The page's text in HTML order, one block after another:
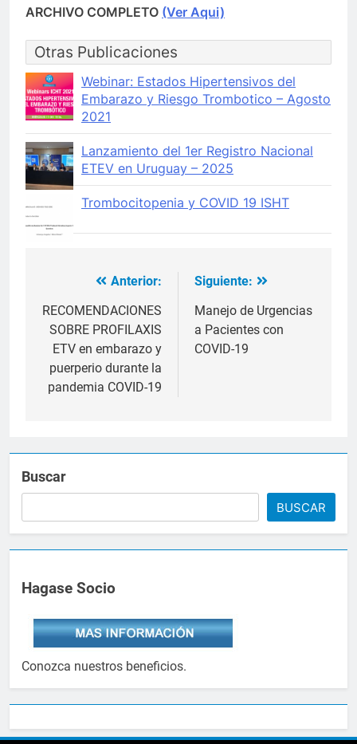
ARCHIVO COMPLETO (Ver Aqui)
Otras Publicaciones
Webinar: Estados Hipertensivos del
Embarazo y Riesgo Trombotico – Agosto
2021
Lanzamiento del 1er Registro Nacional
ETEV en Uruguay – 2025
Trombocitopenia y COVID 19 ISHT
Navegación
de
entradas
Anterior:
RECOMENDACIONES
SOBRE PROFILAXIS
ETV en embarazo y
puerperio durante la
pandemia COVID-19
Siguiente:
Manejo de Urgencias
a Pacientes con
COVID-19
Buscar
BUSCAR
Hagase Socio
Conozca nuestros beneficios.